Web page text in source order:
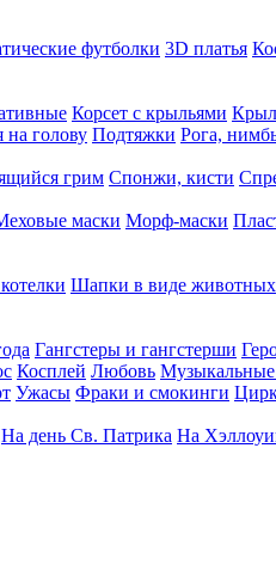
футболки 3D платья
Корсет с крыльями
на голову Подтяжки Рога,
грим Спонжи, кисти
маски Морф-маски
Шапки в виде животных
Гангстеры и гангстерши
Косплей Любовь Музыкальные
Ужасы Фраки и смокинги
На день Св. Патрика На